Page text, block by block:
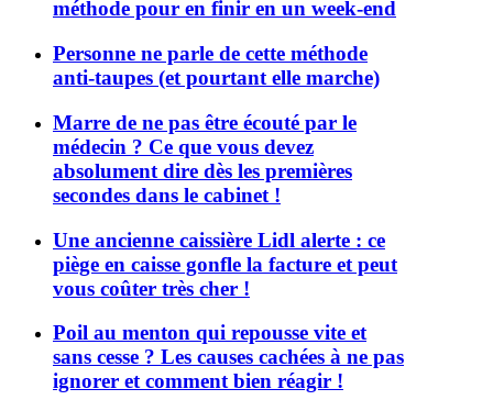
méthode pour en finir en un week-end
Personne ne parle de cette méthode
anti-taupes (et pourtant elle marche)
Marre de ne pas être écouté par le
médecin ? Ce que vous devez
absolument dire dès les premières
secondes dans le cabinet !
Une ancienne caissière Lidl alerte : ce
piège en caisse gonfle la facture et peut
vous coûter très cher !
Poil au menton qui repousse vite et
sans cesse ? Les causes cachées à ne pas
ignorer et comment bien réagir !